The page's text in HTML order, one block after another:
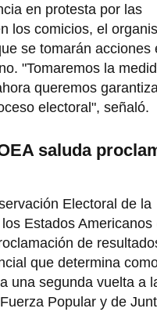
en protesta por las
los comicios, el
se tomarán acciones
"Tomaremos la
queremos
electoral", señaló.
saluda
Electoral de la
Estados Americanos
de
que determina
una segunda vuelta a
Popular y de